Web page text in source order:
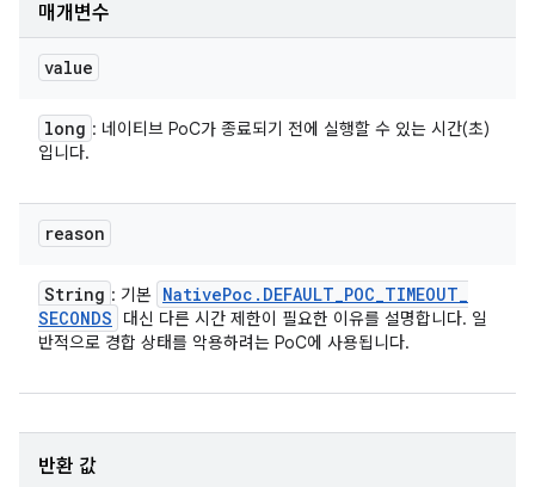
매개변수
value
long : 네이티브 PoC가 종료되기 전에 실행할 수 있는 시간(초)
입니다.
reason
String : 기본 NativePoc . DEFAULT_POC_TIMEOUT_
SECONDS
대신 다른 시간 제한이 필요한 이유를 설명합니다. 일
반적으로 경합 상태를 악용하려는 PoC에 사용됩니다.
반환 값